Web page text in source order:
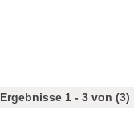
Ergebnisse 1 - 3 von (3)